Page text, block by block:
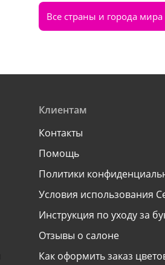
Все страны и города мира
Клиентам
Контакты
Помощь
Политики
Условия использования
Инструкция по уходу за
Отзывы о салоне
Как оформить заказ